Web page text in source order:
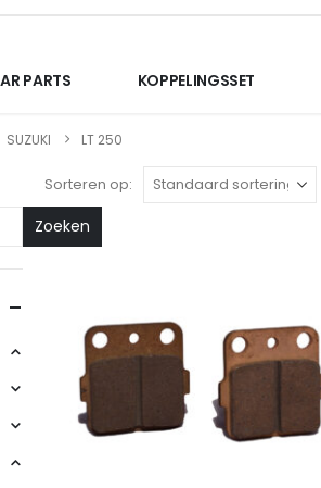
PARTS KOPPELINGSSET
SUZUKI LT 250
Sorteren op:
Zoeken